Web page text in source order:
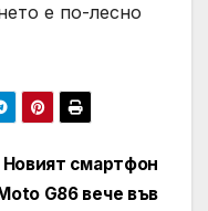
е по-лесно
Новият смартфон
G86 вече във